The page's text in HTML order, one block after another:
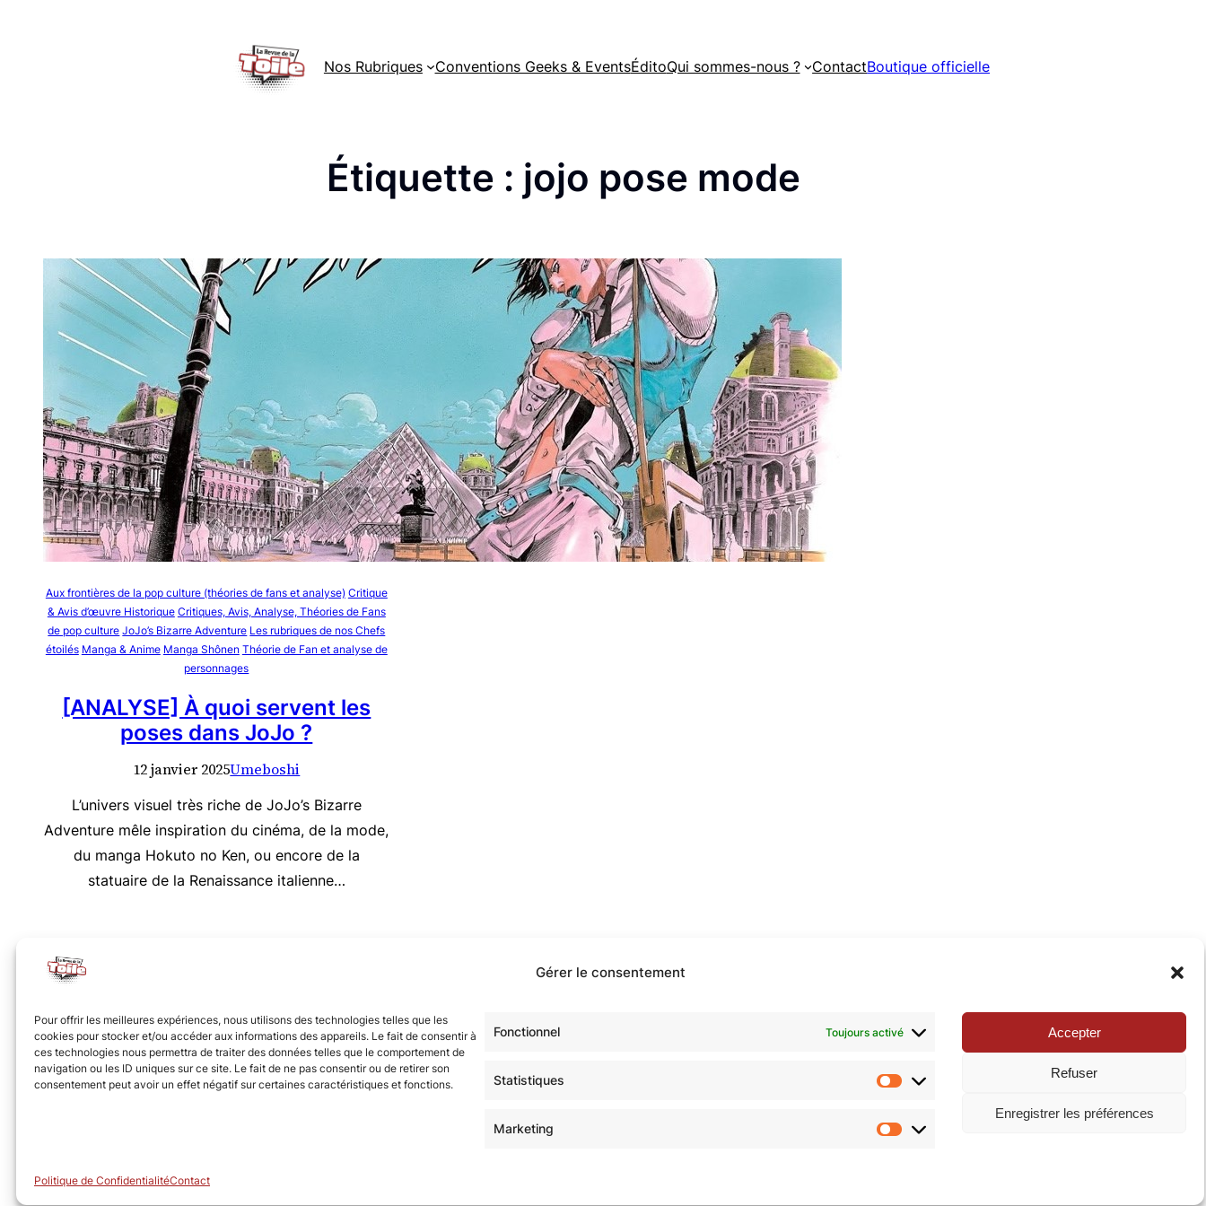
Gérer le consentement
Pour offrir les meilleures expériences, nous utilisons des technologies telles que les
cookies pour stocker et/ou accéder aux informations des appareils. Le fait de consentir à
ces technologies nous permettra de traiter des données telles que le comportement de
navigation ou les ID uniques sur ce site. Le fait de ne pas consentir ou de retirer son
consentement peut avoir un effet négatif sur certaines caractéristiques et fonctions.
Fonctionnel Toujours activé
Statistiques
Marketing
Accepter
Refuser
Enregistrer les préférences
Politique de ConfidentialitéContact
Nos Rubriques Conventions Geeks & EventsÉditoQui sommes-nous ? ContactBoutique officielle
Étiquette : jojo pose mode
Aux frontières de la pop culture (théories de fans et analyse) Critique
& Avis d’œuvre Historique Critiques, Avis, Analyse, Théories de Fans
de pop culture JoJo’s Bizarre Adventure Les rubriques de nos Chefs
étoilés Manga & Anime Manga Shônen Théorie de Fan et analyse de
personnages
[ANALYSE] À quoi servent les
poses dans JoJo ?
12 janvier 2025Umeboshi
L’univers visuel très riche de JoJo’s Bizarre
Adventure mêle inspiration du cinéma, de la mode,
du manga Hokuto no Ken, ou encore de la
statuaire de la Renaissance italienne…
Nous vous invitons à rejoindre la communauté des étoilé·e·s en participant à notre groupe Facebook